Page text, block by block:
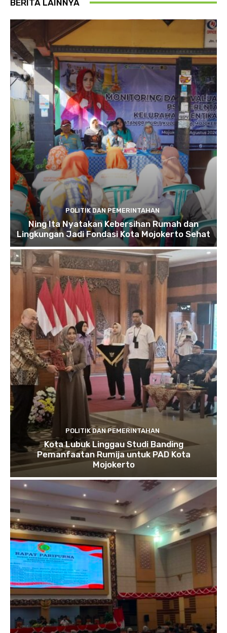
BERITA LAINNYA
POLITIK DAN PEMERINTAHAN
Ning Ita Nyatakan Kebersihan Rumah dan
Lingkungan Jadi Fondasi Kota Mojokerto Sehat
POLITIK DAN PEMERINTAHAN
Kota Lubuk Linggau Studi Banding
Pemanfaatan Rumija untuk PAD Kota
Mojokerto